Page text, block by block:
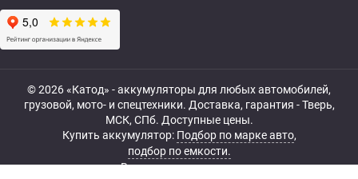
© 2026 «Катод» - аккумуляторы для любых автомобилей,
грузовой, мото- и спецтехники. Доставка, гарантия - Тверь,
МСК, СПб. Доступные цены.
Купить аккумулятор: Подбор по марке авто,
подбор по емкости.
Все права защищены.